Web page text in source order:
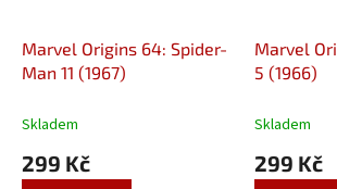
Marvel Origins 64: Spider-
Man 11 (1967)
Skladem
299 Kč
Marvel
5 (1966)
Skladem
299 Kč